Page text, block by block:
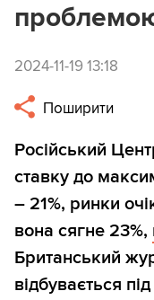
2024-11-19 13:18
Поширити
Російський
ставку до
– 21%, ринки
вона сягне 23%,
Британський
відбувається